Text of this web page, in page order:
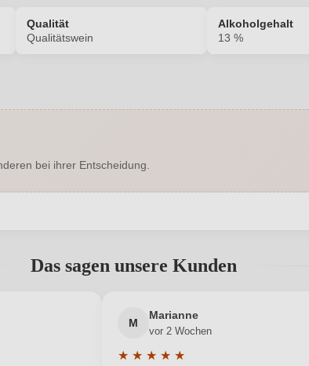
Qualität
Qualitätswein
Alkoholgehalt
13 %
Region
Weinart
bei ihrer Entscheidung.
Das sagen unsere Kunden
M
Marianne
vor 2 Wochen
★ ★ ★ ★ ★